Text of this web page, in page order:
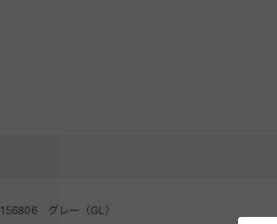
156806 グレー（GL）